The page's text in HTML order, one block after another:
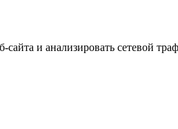
и анализировать сетевой